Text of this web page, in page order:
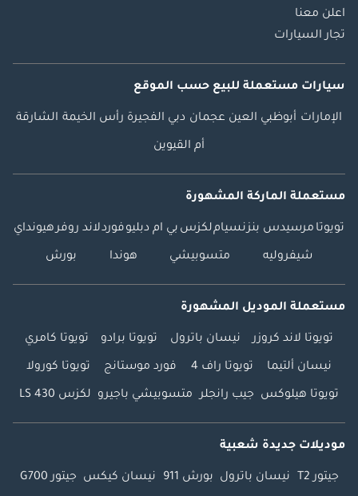
اعلن معنا
تجار السيارات
سيارات مستعملة للبيع حسب الموقع
الإمارات أبوظبي العين عجمان دبي الفجيرة رأس الخيمة الشارقة
أم القيوين
مستعملة الماركة المشهورة
تويوتا مرسيدس بنزنسياملكزس بي ام دبليوفوردلاند روفرهيونداي
شيفروليه متسوبيشي هوندا بورش
مستعملة الموديل المشهورة
تويوتا لاند كروزر نيسان باترول تويوتا برادو تويوتا كامري
نيسان ألتيما تويوتا راف 4 فورد موستانج تويوتا كورولا
تويوتا هيلوكس جيب رانجلر متسوبيشي باجيرو لكزس LS 430
موديلات جديدة شعبية
جيتور T2 نيسان باترول بورش 911 نيسان كيكس جيتور G700